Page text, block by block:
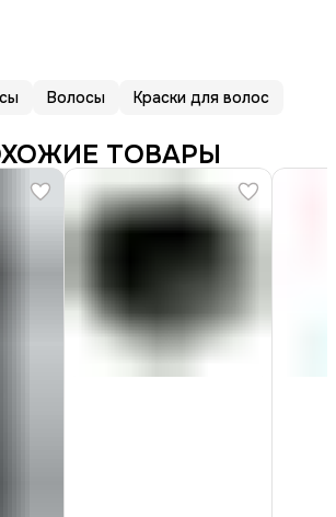
Волосы Краски для волос
ТОВАРЫ